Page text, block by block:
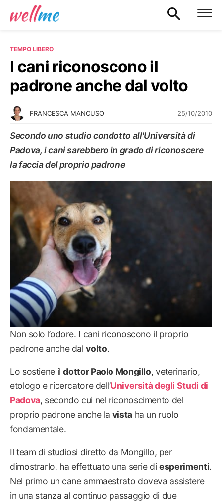
TEMPO LIBERO
I cani riconoscono il
padrone anche dal volto
FRANCESCA MANCUSO 25/10/2010
Secondo uno studio condotto all'Università di
Padova, i cani sarebbero in grado di riconoscere
la faccia del proprio padrone
TEMPO LIBERO
Non solo l’odore. I cani riconoscono il proprio
padrone anche dalvolto.
Lo sostiene ildottor Paolo Mongillo, veterinario,
etologo e ricercatore dell’Università degli Studi di
Padova, secondo cui nel riconoscimento del
proprio padrone anche la vistaha un ruolo
fondamentale.
Il team di studiosi diretto da Mongillo, per
dimostrarlo, ha effettuato una serie diesperimenti.
Nel primo un cane ammaestrato doveva assistere
in una stanza al continuo passaggio di due